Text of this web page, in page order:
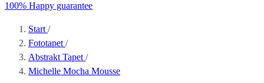
100% Happy guarantee
Start /
Fototapet /
Abstrakt Tapet /
Michelle Mocha Mousse